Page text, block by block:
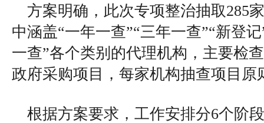
方案明确，此次专项整治抽取285
中涵盖“一年一查”“三年一查”“新登
一查”各个类别的代理机构，主要检
政府采购项目，每家机构抽查项目原
根据方案要求，工作安排分6个阶